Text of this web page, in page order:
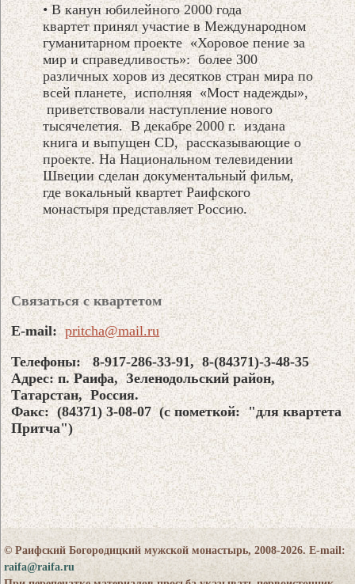
• В канун юбилейного 2000 года
квартет принял участие в Международном
гуманитарном проекте «Хоровое пение за
мир и справедливость»: более 300
различных хоров из десятков стран мира по
всей планете, исполняя «Мост надежды»,
приветствовали наступление нового
тысячелетия. В декабре 2000 г. издана
книга и выпущен CD, рассказывающие о
проекте. На Национальном телевидении
Швеции сделан документальный фильм,
где вокальный квартет Раифского
монастыря представляет Россию.
Связаться с квартетом
E-mail: pritcha@mail.ru
Телефоны: 8-917-286-33-91, 8-(84371)-3-48-35
Адрес: п. Раифа, Зеленодольский район,
Татарстан, Россия.
Факс: (84371) 3-08-07 (с пометкой: "для квартета
Притча")
© Раифский Богородицкий мужской монастырь, 2008-2026. E-mail:
raifa@raifa.ru